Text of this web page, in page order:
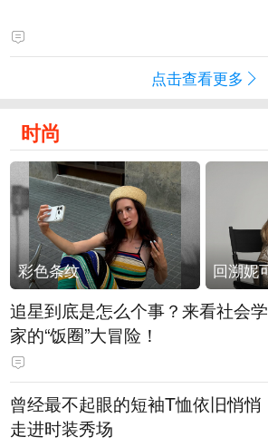
点击查看更多
时尚
彩色条纹
追星到底是怎么个事？来看社会学
家的“饭圈”大冒险！
曾经最不起眼的短袖T恤依旧悄悄
走进时装秀场